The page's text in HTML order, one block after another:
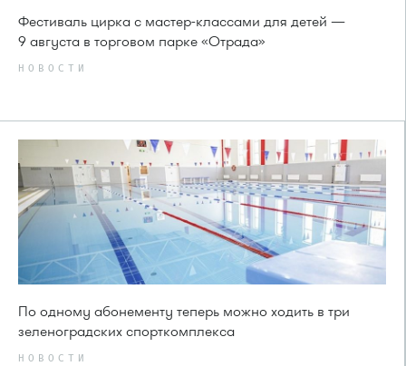
Фестиваль цирка с мастер-классами для детей —
9 августа в торговом парке «Отрада»
НОВОСТИ
По одному абонементу теперь можно ходить в три
зеленоградских спорткомплекса
НОВОСТИ